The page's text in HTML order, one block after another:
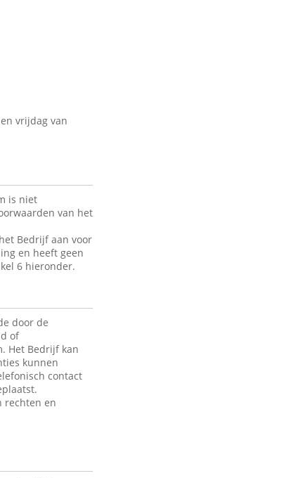
vrijdag van
is niet
van het
Bedrijf aan voor
en heeft geen
6 hieronder.
door de
of
Het Bedrijf kan
kunnen
contact
rechten en